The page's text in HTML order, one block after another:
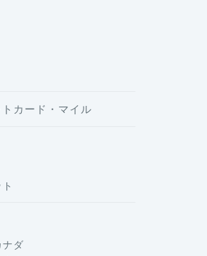
カード・マイル
ナダ